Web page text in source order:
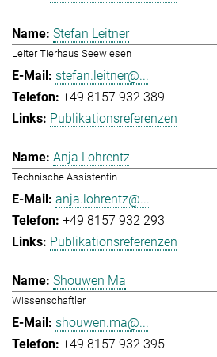
Stefan Leitner
Leiter Tierhaus Seewiesen
stefan.leitner@...
+49 8157 932 389
Publikationsreferenzen
Anja Lohrentz
Technische Assistentin
anja.lohrentz@...
+49 8157 932 293
Publikationsreferenzen
Shouwen Ma
Wissenschaftler
shouwen.ma@...
+49 8157 932 395